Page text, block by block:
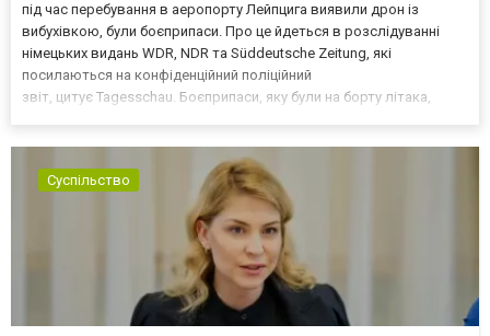
під час перебування в аеропорту Лейпцига виявили дрон із
вибухівкою, були боєприпаси. Про це йдеться в розслідуванні
німецьких видань WDR, NDR та Süddeutsche Zeitung, які
посилаються на конфіденційний поліційний
звіт, цитує Tagesschau. Боєприпаси, яку були на борту літака,
Суспільство